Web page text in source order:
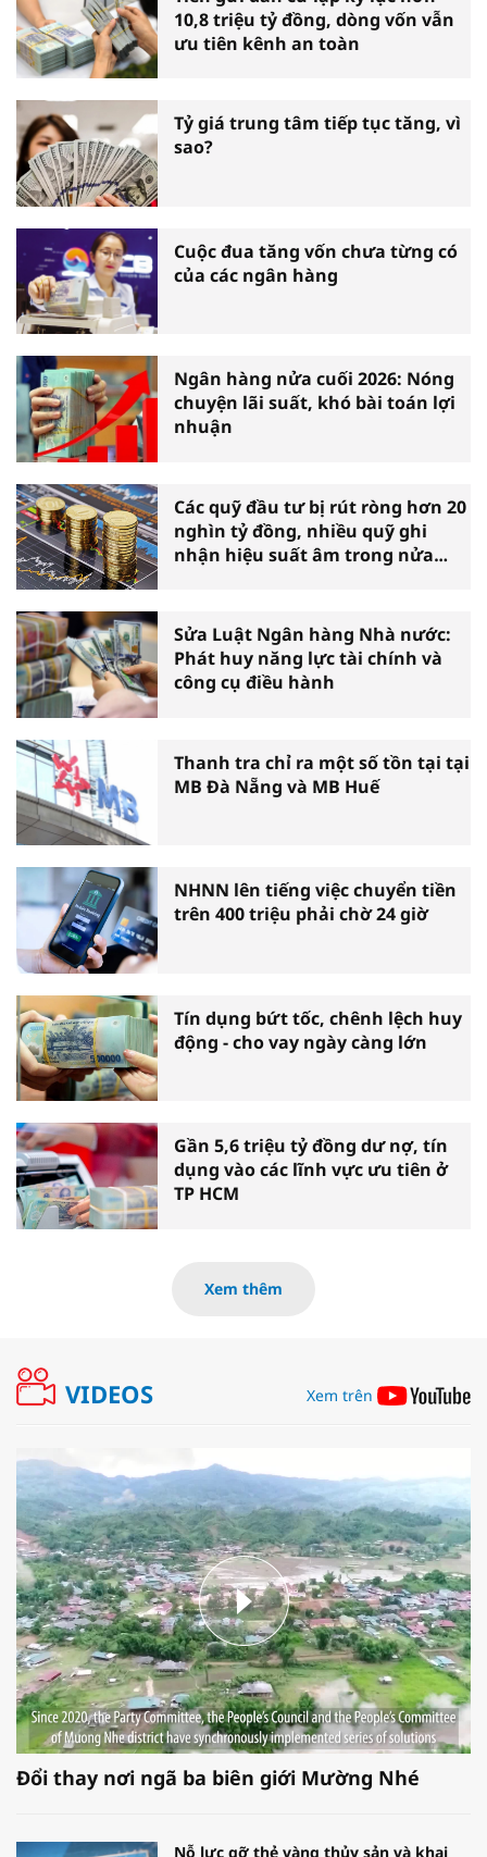
10,8 triệu tỷ đồng, dòng vốn vẫn
ưu tiên kênh an toàn
Tỷ giá trung tâm tiếp tục tăng, vì
sao?
Cuộc đua tăng vốn chưa từng có
của các ngân hàng
Ngân hàng nửa cuối 2026: Nóng
chuyện lãi suất, khó bài toán lợi
nhuận
Các quỹ đầu tư bị rút ròng hơn 20
nghìn tỷ đồng, nhiều quỹ ghi
nhận hiệu suất âm trong nửa
Sửa Luật Ngân hàng Nhà nước:
Phát huy năng lực tài chính và
công cụ điều hành
Thanh tra chỉ ra một số tồn tại tại
MB Đà Nẵng và MB Huế
NHNN lên tiếng việc chuyển tiền
trên 400 triệu phải chờ 24 giờ
Tín dụng bứt tốc, chênh lệch huy
động - cho vay ngày càng lớn
Gần 5,6 triệu tỷ đồng dư nợ, tín
dụng vào các lĩnh vực ưu tiên ở
TP HCM
Xem thêm
VIDEOS Xem trên
Đổi thay nơi ngã ba biên giới Mường Nhé
Nỗ lực gỡ thẻ vàng thủy sản và khai